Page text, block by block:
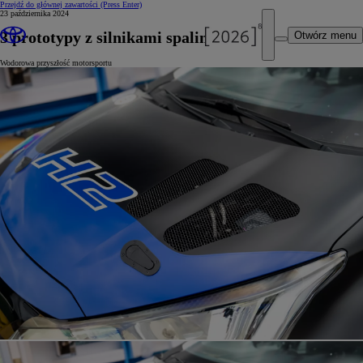
Przejdź do głównej zawartości (Press Enter)
Otwórz menu
23 października 2024
3 prototypy z silnikami spalinowymi
Wodorowa przyszłość motorsportu